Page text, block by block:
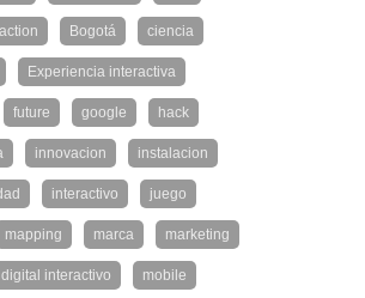
Bogotá ciencia
Experiencia interactiva
future google hack
innovacion instalacion
interactivo juego
mapping marca marketing
interactivo mobile